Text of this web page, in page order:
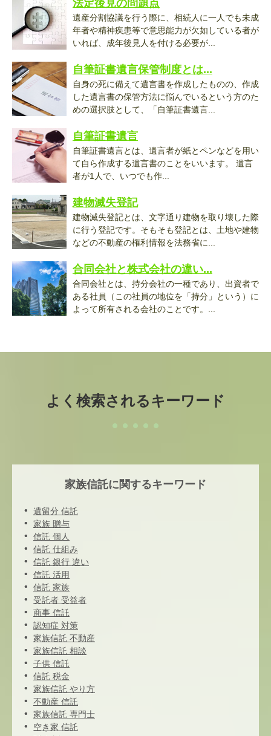
法定後見の問題点
遺産分割協議を行う際に、相続人に一人でも未成
年者や精神疾患等で意思能力が欠如している者が
いれば、成年後見人を付ける必要が...
自筆証書遺言保管制度とは...
自身の死に備えて遺言書を作成したものの、作成
した遺言書の保管方法に悩んでいるという方のた
めの選択肢として、「自筆証書遺言...
自筆証書遺言
自筆証書遺言とは、遺言者が紙とペンなどを用い
て自ら作成する遺言書のことをいいます。 遺言
者が1人で、いつでも作...
建物滅失登記
建物滅失登記とは、文字通り建物を取り壊した際
に行う登記です。そもそも登記とは、土地や建物
などの不動産の権利情報を法務省に...
合同会社と株式会社の違い...
合同会社とは、持分会社の一種であり、出資者で
ある社員（この社員の地位を「持分」という）に
よって所有される会社のことです。...
よく検索されるキーワード
家族信託に関するキーワード
遺留分 信託
家族 贈与
信託 個人
信託 仕組み
信託 銀行 違い
信託 活用
信託 家族
受託者 受益者
商事 信託
認知症 対策
家族信託 不動産
家族信託 相談
子供 信託
信託 税金
家族信託 やり方
不動産 信託
家族信託 専門士
空き家 信託